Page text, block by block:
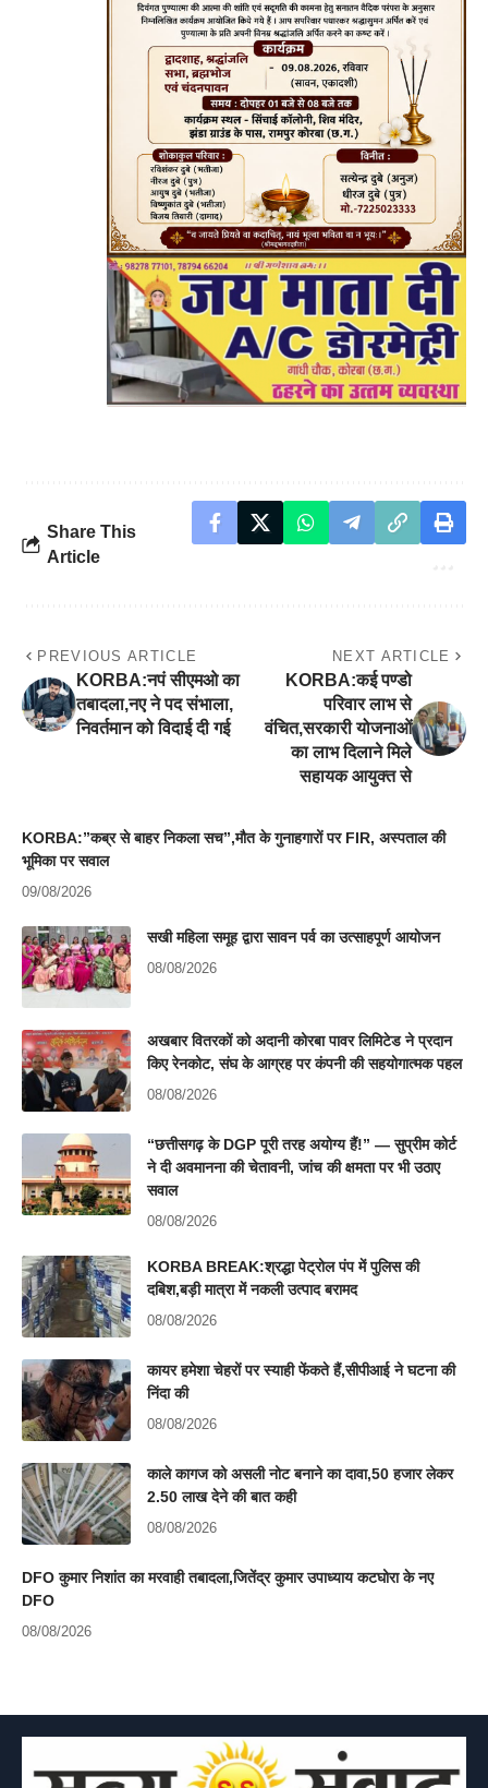
Share This
Article
PREVIOUS ARTICLE
KORBA:नपं सीएमओ का
तबादला,नए ने पद संभाला,
निवर्तमान को विदाई दी गई
NEXT ARTICLE
KORBA:कई पण्डो
परिवार लाभ से
वंचित,सरकारी योजनाओं
का लाभ दिलाने मिले
सहायक आयुक्त से
KORBA:”कब्र से बाहर निकला सच”,मौत के गुनाहगारों पर FIR, अस्पताल की
भूमिका पर सवाल
09/08/2026
सखी महिला समूह द्वारा सावन पर्व का उत्साहपूर्ण आयोजन
08/08/2026
अखबार वितरकों को अदानी कोरबा पावर लिमिटेड ने प्रदान
किए रेनकोट, संघ के आग्रह पर कंपनी की सहयोगात्मक पहल
08/08/2026
“छत्तीसगढ़ के DGP पूरी तरह अयोग्य हैं!” — सुप्रीम कोर्ट
ने दी अवमानना की चेतावनी, जांच की क्षमता पर भी उठाए
सवाल
08/08/2026
KORBA BREAK:श्रद्धा पेट्रोल पंप में पुलिस की
दबिश,बड़ी मात्रा में नकली उत्पाद बरामद
08/08/2026
कायर हमेशा चेहरों पर स्याही फेंकते हैं,सीपीआई ने घटना की
निंदा की
08/08/2026
काले कागज को असली नोट बनाने का दावा,50 हजार लेकर
2.50 लाख देने की बात कही
08/08/2026
DFO कुमार निशांत का मरवाही तबादला,जितेंद्र कुमार उपाध्याय कटघोरा के नए
DFO
08/08/2026